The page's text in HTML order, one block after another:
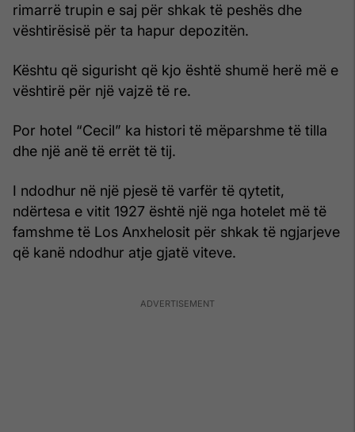
rimarrë trupin e saj për shkak të peshës dhe
vështirësisë për ta hapur depozitën.
Kështu që sigurisht që kjo është shumë herë më e
vështirë për një vajzë të re.
Por hotel “Cecil” ka histori të mëparshme të tilla
dhe një anë të errët të tij.
I ndodhur në një pjesë të varfër të qytetit,
ndërtesa e vitit 1927 është një nga hotelet më të
famshme të Los Anxhelosit për shkak të ngjarjeve
që kanë ndodhur atje gjatë viteve.